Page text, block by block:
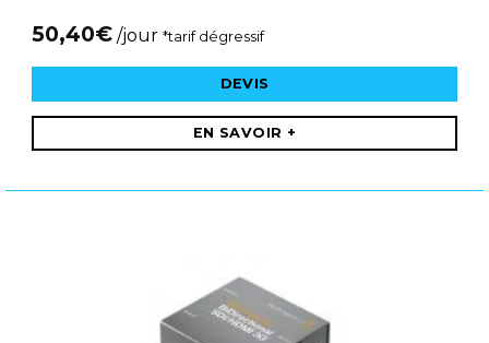
50,40€ /jour *tarif dégressif
DEVIS
EN SAVOIR +